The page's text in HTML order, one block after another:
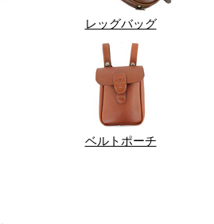
レッグバッグ
ベルトポーチ